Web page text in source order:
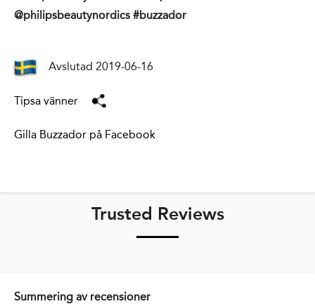
@philipsbeautynordics #buzzador
Avslutad 2019-06-16
Tipsa vänner
Gilla Buzzador på Facebook
Trusted Reviews
Summering av recensioner